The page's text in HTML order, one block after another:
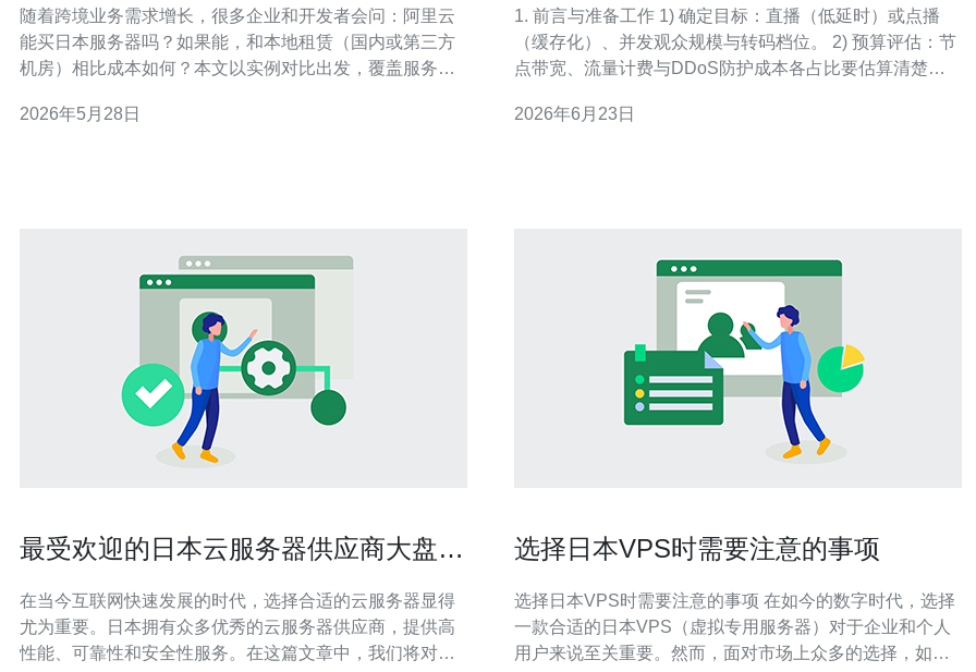
随着跨境业务需求增长，很多企业和开发者会问：阿里云
能买日本服务器吗？如果能，和本地租赁（国内或第三方
机房）相比成本如何？本文以实例对比出发，覆盖服务
助你做出采购决策并给出购买建议。 首先明确一点：阿里
2026年5月28日
1. 前言与准备工作 1) 确定目标：直播（低延时）或点播
（缓存化）、并发观众规模与转码档位。 2) 预算评估：节
点带宽、流量计费与DDoS防护成本各占比要估算清楚。
书并启用HTTPS/TLS。 4) 运维工具：准备SSH密钥、监
2026年6月23日
最受欢迎的日本云服务器供应商大盘点
在当今互联网快速发展的时代，选择合适的云服务器显得
尤为重要。日本拥有众多优秀的云服务器供应商，提供高
性能、可靠性和安全性服务。在这篇文章中，我们将对日
选择日本VPS时需要注意的事项
选择日本VPS时需要注意的事项 在如今的数字时代，选择
一款合适的日本VPS（虚拟专用服务器）对于企业和个人
用户来说至关重要。然而，面对市场上众多的选择，如何